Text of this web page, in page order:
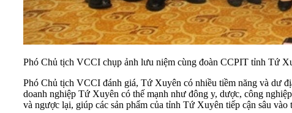
Phó Chủ tịch VCCI chụp ảnh lưu niệm cùng đoàn CCPIT tỉnh Tứ
Phó Chủ tịch VCCI đánh giá, Tứ Xuyên có nhiều tiềm năng và dư
doanh nghiệp Tứ Xuyên có thế mạnh như đông y, dược, công
và ngược lại, giúp các sản phẩm của tỉnh Tứ Xuyên tiếp cận sâu